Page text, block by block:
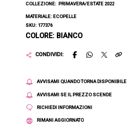
COLLEZIONE: PRIMAVERA/ESTATE 2022
MATERIALE: ECOPELLE
SKU: 177376
COLORE: BIANCO
CONDIVIDI:
AVVISAMI QUANDO TORNA DISPONIBILE
AVVISAMI SE IL PREZZO SCENDE
RICHIEDI INFORMAZIONI
RIMANI AGGIORNATO